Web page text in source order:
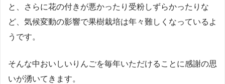
と、さらに花の付きが悪かったり受粉しずらかったりな
ど、気候変動の影響で果樹栽培は年々難しくなっているよ
うです。
そんな中おいしいりんごを毎年いただけることに感謝の思
いが湧いてきます。